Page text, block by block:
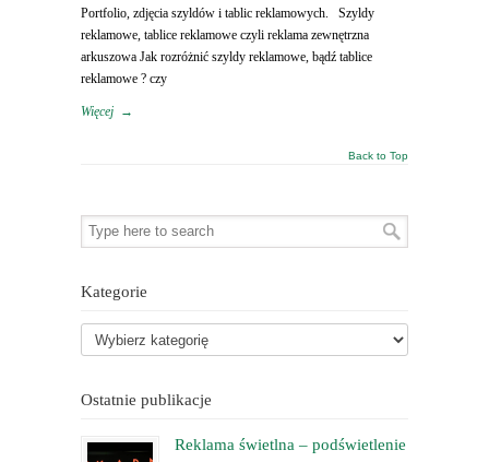
Portfolio, zdjęcia szyldów i tablic reklamowych. Szyldy
reklamowe, tablice reklamowe czyli reklama zewnętrzna
arkuszowa Jak rozróżnić szyldy reklamowe, bądź tablice
reklamowe ? czy
Więcej →
Back to Top
Kategorie
Ostatnie publikacje
Reklama świetlna – podświetlenie